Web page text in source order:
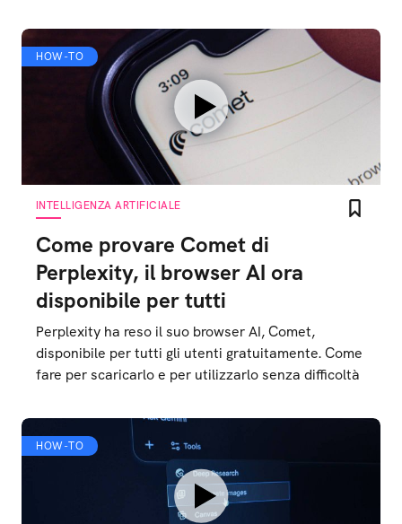
HOW-TO
INTELLIGENZA ARTIFICIALE
Come provare Comet di
Perplexity, il browser AI ora
disponibile per tutti
Perplexity ha reso il suo browser AI, Comet,
disponibile per tutti gli utenti gratuitamente. Come
fare per scaricarlo e per utilizzarlo senza difficoltà
HOW-TO